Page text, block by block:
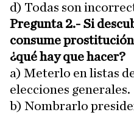
d) Todas son
Pregunta 2.- Si
consume
¿qué hay que hacer?
a) Meterlo en listas
elecciones generales.
b) Nombrarlo